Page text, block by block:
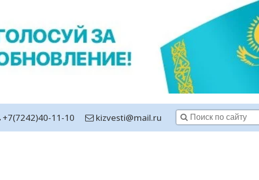
+7(7242)40-11-10 kizvesti@mail.ru